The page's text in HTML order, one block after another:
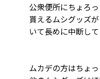
公衆便所にちょろ
貰えるムシグッズ
いて長めに中断し
ムカデの方はちょ